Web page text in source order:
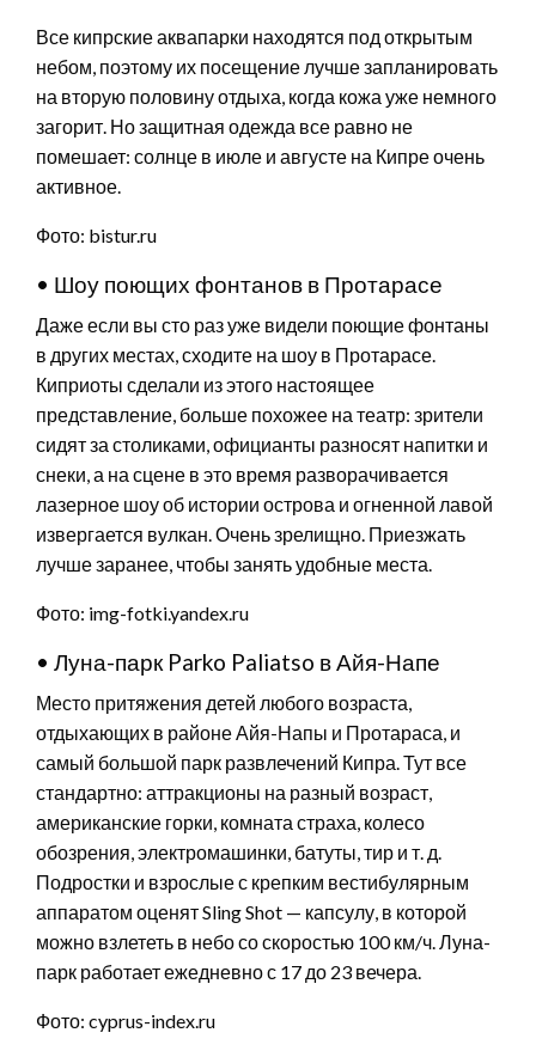
Все кипрские аквапарки находятся под открытым
небом, поэтому их посещение лучше запланировать
на вторую половину отдыха, когда кожа уже немного
загорит. Но защитная одежда все равно не
помешает: солнце в июле и августе на Кипре очень
активное.
Фото: bistur.ru
• Шоу поющих фонтанов в Протарасе
Даже если вы сто раз уже видели поющие фонтаны
в других местах, сходите на шоу в Протарасе.
Киприоты сделали из этого настоящее
представление, больше похожее на театр: зрители
сидят за столиками, официанты разносят напитки и
снеки, а на сцене в это время разворачивается
лазерное шоу об истории острова и огненной лавой
извергается вулкан. Очень зрелищно. Приезжать
лучше заранее, чтобы занять удобные места.
Фото: img-fotki.yandex.ru
• Луна-парк Parko Paliatso в Айя-Напе
Место притяжения детей любого возраста,
отдыхающих в районе Айя-Напы и Протараса, и
самый большой парк развлечений Кипра. Тут все
стандартно: аттракционы на разный возраст,
американские горки, комната страха, колесо
обозрения, электромашинки, батуты, тир и т. д.
Подростки и взрослые с крепким вестибулярным
аппаратом оценят Sling Shot — капсулу, в которой
можно взлететь в небо со скоростью 100 км/ч. Луна-
парк работает ежедневно с 17 до 23 вечера.
Фото: cyprus-index.ru